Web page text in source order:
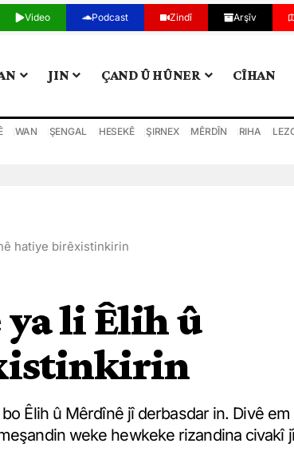
Video Podcast Zindî Arşîv
JIN ÇAND Û HÛNER CÎHAN
WAN ŞENGAL HESEKÊ ŞIRNEX MÊRDÎN RIHA
hatiye birêxistinkirin
li Êlih û
Êlih û Mêrdînê jî derbasdar in. Divê em
weke hewkeke rizandina civakî jî